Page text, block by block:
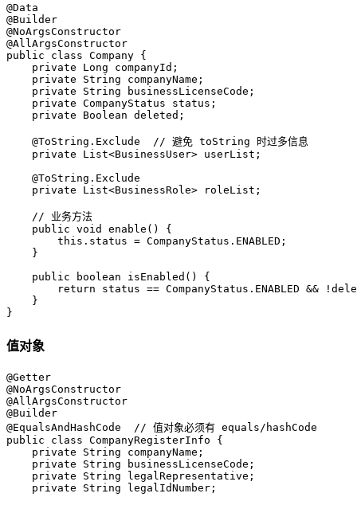
@Data
@Builder
@NoArgsConstructor
@AllArgsConstructor
public class Company {
private Long companyId;
private String companyName;
private String businessLicenseCode;
private CompanyStatus status;
private Boolean deleted;
@ToString.Exclude  // 避免 toString 时过多信息
private List<BusinessUser> userList;
@ToString.Exclude
private List<BusinessRole> roleList;
// 业务方法
public void enable() {
this.status = CompanyStatus.ENABLED;
}
public boolean isEnabled() {
return status == CompanyStatus.ENABLED &&
}
}
值对象
@Getter
@NoArgsConstructor
@AllArgsConstructor
@Builder
@EqualsAndHashCode  // 值对象必须有 equals/hashCode
public class CompanyRegisterInfo {
private String companyName;
private String businessLicenseCode;
private String legalRepresentative;
private String legalIdNumber;